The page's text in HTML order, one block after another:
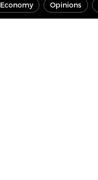
Economy Opinions